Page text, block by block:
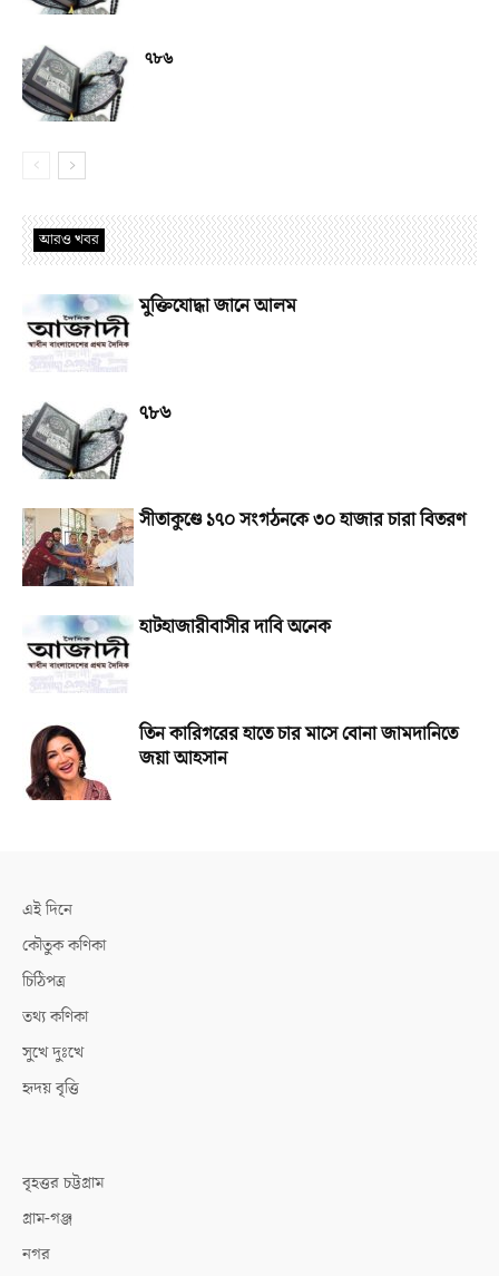
৭৮৬
আরও খবর
মুক্তিযোদ্ধা জানে আলম
৭৮৬
সীতাকুণ্ডে ১৭০ সংগঠনকে ৩০ হাজার চারা বিতরণ
হাটহাজারীবাসীর দাবি অনেক
তিন কারিগরের হাতে চার মাসে বোনা জামদানিতে
জয়া আহসান
এই দিনে
কৌতুক কণিকা
চিঠিপত্র
তথ্য কণিকা
সুখে দুঃখে
হৃদয় বৃত্তি
বৃহত্তর চট্টগ্রাম
গ্রাম-গঞ্জ
নগর